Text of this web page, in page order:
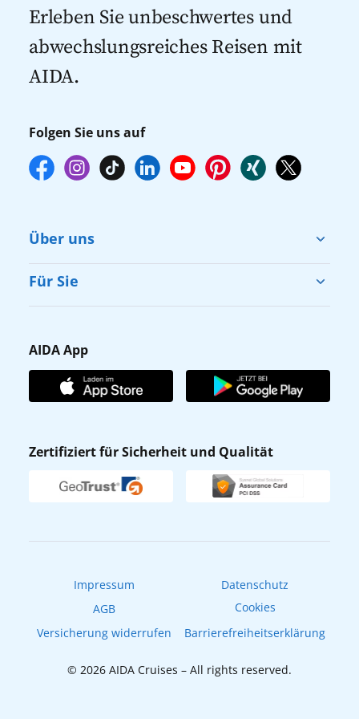
mehr zur Verfügung stehen. Deshalb
Ihrer Lieblingsausflüge vor Reisebeginn
online über myAIDA vorzunehmen.
Kreuzfahrten 2027
Erleben Sie unbeschwertes und
abwechslungsreiches Reisen mit
AIDA.
Folgen Sie uns auf
Über uns
Cruise & Help
Karriere
Affiliateprogramm
Verhaltens- & Ethikkodex
Newsletter
Für Sie
Gästefragebogen
AIDA Club
AIDA App
AIDA App
Zertifiziert für Sicherheit und Qualität
Impressum
Datenschutz
AGB
Cookies
Versicherung widerrufen
Barrierefreiheitserklärung
© 2026 AIDA Cruises – All rights reserved.